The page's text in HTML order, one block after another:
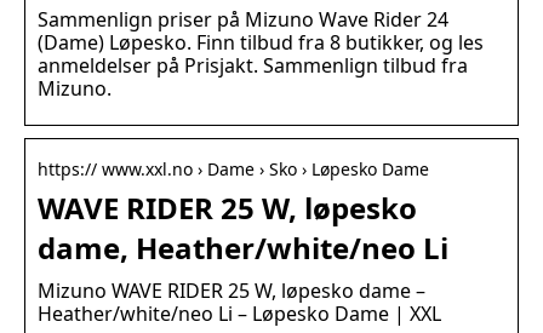
Sammenlign priser på Mizuno Wave Rider 24
(Dame) Løpesko. Finn tilbud fra 8 butikker, og les
anmeldelser på Prisjakt. Sammenlign tilbud fra
Mizuno.
https:// www.xxl.no › Dame › Sko › Løpesko Dame
WAVE RIDER 25 W, løpesko
dame, Heather/white/neo Li
Mizuno WAVE RIDER 25 W, løpesko dame –
Heather/white/neo Li – Løpesko Dame | XXL